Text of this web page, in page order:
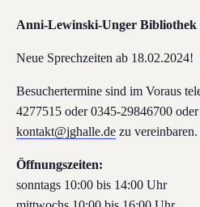
Anni-Lewinski-Unger Bibliothek
Neue Sprechzeiten ab 18.02.2024!
Besuchertermine sind im Voraus
4277515 oder 0345-29846700
kontakt@jghalle.de zu vereinbaren.
Öffnungszeiten:
sonntags 10:00 bis 14:00 Uhr